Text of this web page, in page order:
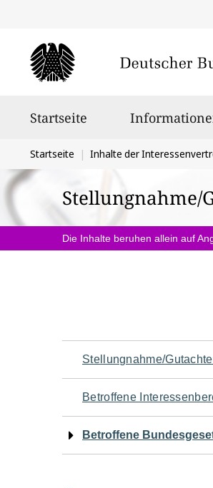
Startseite
Sie
befinden
sich
hier:
Startseite Inhalte der
Stellungnahme/
Die Inhalte beruhen allein auf
Navigation
für
den
Seiteninhalt
Stellungnahme/
Betroffene
Betroffene